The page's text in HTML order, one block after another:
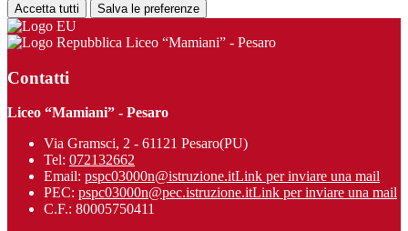
Accetta tutti Salva le preferenze
Liceo “Mamiani” - Pesaro
Contatti
Liceo “Mamiani” - Pesaro
Via Gramsci, 2 - 61121 Pesaro(PU)
Tel: 072132662
Email: pspc03000n@istruzione.itLink per inviare una mail
PEC: pspc03000n@pec.istruzione.itLink per inviare una mail
C.F.: 80005750411